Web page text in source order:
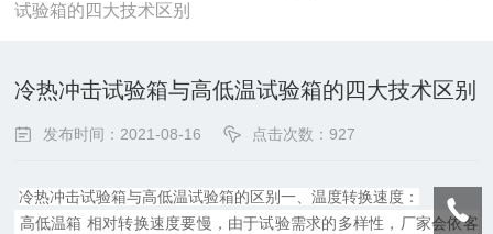
试验箱的四大技术区别
冷热冲击试验箱与高低温试验箱的四大技术区别
发布时间：2021-08-16 点击次数：927
冷热冲击试验箱与高低温试验箱的区别一、温度转换速度：
高低温箱 相对转换速度要慢，由于试验需求的多样性，厂家会依客